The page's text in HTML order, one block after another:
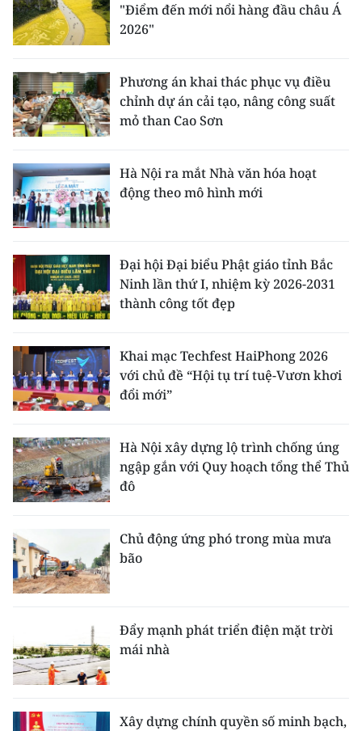
"Điểm đến mới nổi hàng đầu châu Á
2026"
Phương án khai thác phục vụ điều
chỉnh dự án cải tạo, nâng công suất
mỏ than Cao Sơn
Hà Nội ra mắt Nhà văn hóa hoạt
động theo mô hình mới
Đại hội Đại biểu Phật giáo tỉnh Bắc
Ninh lần thứ I, nhiệm kỳ 2026-2031
thành công tốt đẹp
Khai mạc Techfest HaiPhong 2026
với chủ đề “Hội tụ trí tuệ-Vươn khơi
đổi mới”
Hà Nội xây dựng lộ trình chống úng
ngập gắn với Quy hoạch tổng thể Thủ
đô
Chủ động ứng phó trong mùa mưa
bão
Đẩy mạnh phát triển điện mặt trời
mái nhà
Xây dựng chính quyền số minh bạch,